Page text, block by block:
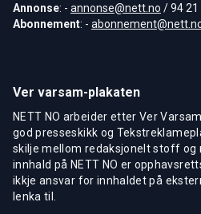
Annonse: - annonse@nett.no / 94 21
Abonnement: -
Ver varsam-plakaten
NETT NO arbeider etter Ver
god presseskikk og
skilje mellom redaksjonelt stoff og
innhald på NETT NO er
ikkje ansvar for innhaldet på
lenka til.